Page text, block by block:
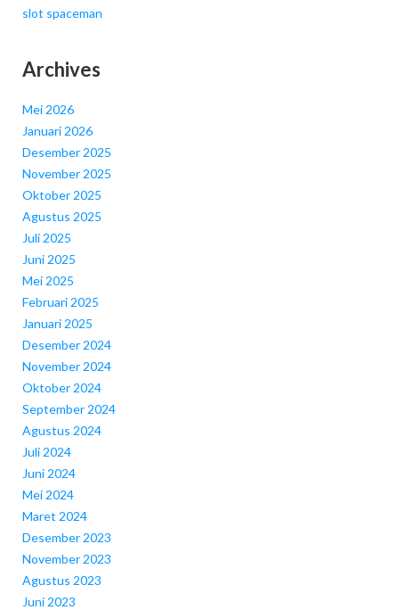
slot spaceman
Archives
Mei 2026
Januari 2026
Desember 2025
November 2025
Oktober 2025
Agustus 2025
Juli 2025
Juni 2025
Mei 2025
Februari 2025
Januari 2025
Desember 2024
November 2024
Oktober 2024
September 2024
Agustus 2024
Juli 2024
Juni 2024
Mei 2024
Maret 2024
Desember 2023
November 2023
Agustus 2023
Juni 2023